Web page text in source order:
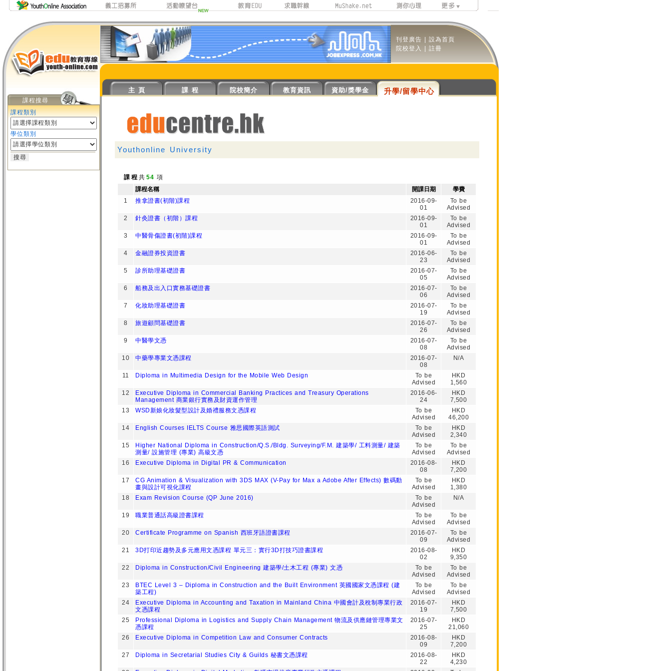
課程搜尋
課程類別
學位類別
刊登廣告
設為首頁
院校登入
註冊
主 頁 課 程 院校簡介 教育資訊 資助/獎學金 升學/留學中心
Youthonline University
課 程 共 54 項
課程名稱
開課日期
學費
1
推拿證書(初階)課程
2016-09-
01
To be
Advised
2
針灸證書（初階）課程
2016-09-
01
To be
Advised
3
中醫骨傷證書(初階)課程
2016-09-
01
To be
Advised
4
金融證券投資證書
2016-06-
23
To be
Advised
5
診所助理基礎證書
2016-07-
05
To be
Advised
6
船務及出入口實務基礎證書
2016-07-
06
To be
Advised
7
化妝助理基礎證書
2016-07-
19
To be
Advised
8
旅遊顧問基礎證書
2016-07-
26
To be
Advised
9
中醫學文憑
2016-07-
08
To be
Advised
10
中藥學專業文憑課程
2016-07-
08
N/A
11 Diploma in Multimedia Design for the Mobile Web Design
To be
Advised
HKD
1,560
12
Executive Diploma in Commercial Banking Practices and Treasury Operations
Management 商業銀行實務及財資運作管理
2016-06-
24
HKD
7,500
13
WSD新娘化妝髮型設計及婚禮服務文憑課程
To be
Advised
HKD
46,200
14
English Courses IELTS Course 雅思國際英語測試
To be
Advised
HKD
2,340
15
Higher National Diploma in Construction/Q.S./Bldg. Surveying/F.M. 建築學/ 工料測量/ 建築
測量/ 設施管理 (專業) 高級文憑
To be
Advised
To be
Advised
16
Executive Diploma in Digital PR & Communication
2016-08-
08
HKD
7,200
17
CG Animation & Visualization with 3DS MAX (V-Pay for Max a Adobe After Effects) 數碼動
畫與設計可視化課程
To be
Advised
HKD
1,380
18
Exam Revision Course (QP June 2016)
To be
Advised
N/A
19 職業普通話高級證書課程
To be
Advised
To be
Advised
20
Certificate Programme on Spanish 西班牙語證書課程
2016-07-
09
To be
Advised
21
3D打印近趨勢及多元應用文憑課程 單元三：實行3D打技巧證書課程
2016-08-
02
HKD
9,350
22
Diploma in Construction/Civil Engineering 建築學/土木工程 (專業) 文憑
To be
Advised
To be
Advised
23
BTEC Level 3 – Diploma in Construction and the Built Environment 英國國家文憑課程 (建
築工程)
To be
Advised
To be
Advised
24
Executive Diploma in Accounting and Taxation in Mainland China 中國會計及稅制專業行政
文憑課程
2016-07-
19
HKD
7,500
25
Professional Diploma in Logistics and Supply Chain Management 物流及供應鏈管理專業文
憑課程
2016-07-
25
HKD
21,060
26
Executive Diploma in Competition Law and Consumer Contracts
2016-08-
09
HKD
7,200
27
Diploma in Secretarial Studies City & Guilds 秘書文憑課程
2016-08-
22
HKD
4,230